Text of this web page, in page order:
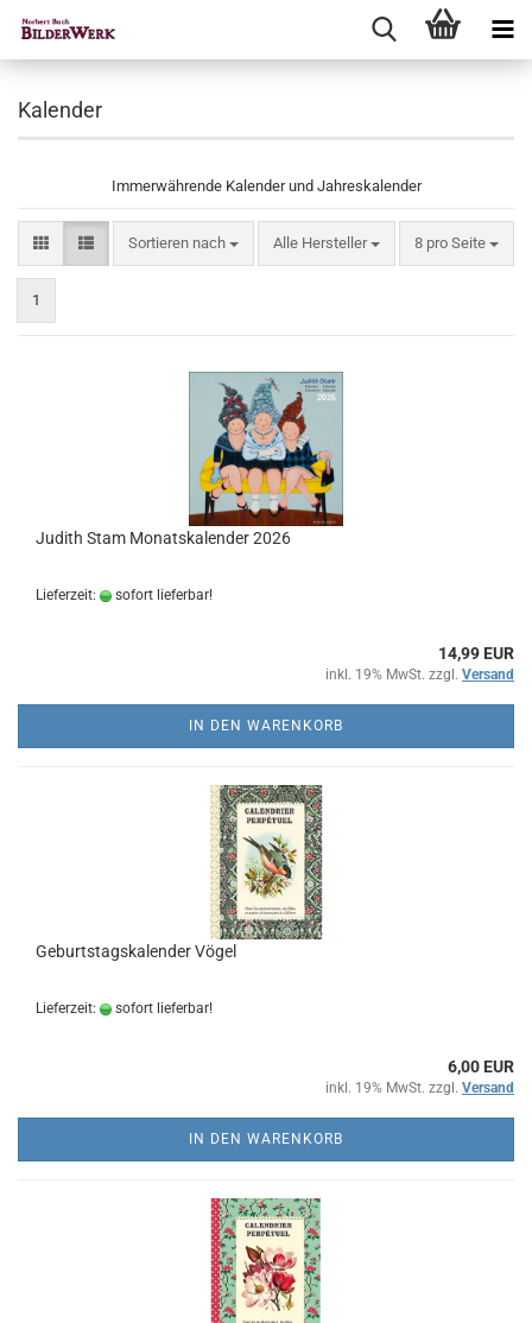
Kalender
Immerwährende Kalender und Jahreskalender
Sortieren nach
Sortieren nach Alle Hersteller 8 pro Seite
pro Seite
1
Judith Stam Monatskalender 2026
Lieferzeit: sofort lieferbar!
14,99 EUR
inkl. 19% MwSt. zzgl. Versand
IN DEN WARENKORB
Geburtstagskalender Vögel
Lieferzeit: sofort lieferbar!
6,00 EUR
inkl. 19% MwSt. zzgl. Versand
IN DEN WARENKORB